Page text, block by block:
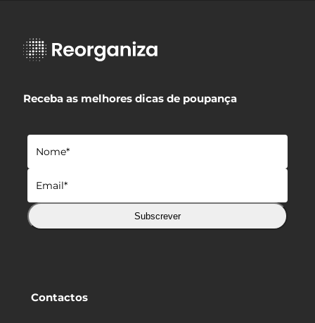
Receba as melhores dicas de poupança
Subscrever
Contactos